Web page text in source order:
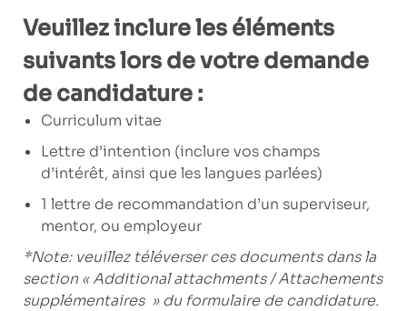
Veuillez inclure les éléments
suivants lors de votre demande
de candidature :
Curriculum vitae
Lettre d’intention (inclure vos champs
d’intérêt, ainsi que les langues parlées)
1 lettre de recommandation d’un superviseur,
mentor, ou employeur
*Note: veuillez téléverser ces documents dans la
section « Additional attachments / Attachements
supplémentaires »du formulaire de candidature.